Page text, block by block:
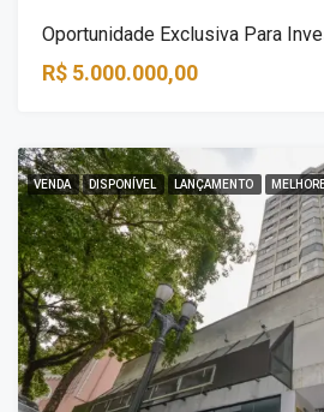
R$ 5.000.000,00
VENDA DISPONÍVEL LANÇAMENTO